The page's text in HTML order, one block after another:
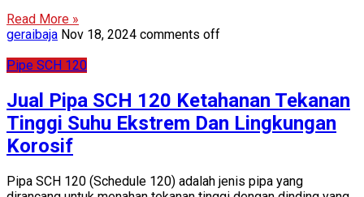
Read More »
geraibaja Nov 18, 2024 comments off
Pipe SCH 120
Jual Pipa SCH 120 Ketahanan Tekanan
Tinggi Suhu Ekstrem Dan Lingkungan
Korosif
Pipa SCH 120 (Schedule 120) adalah jenis pipa yang